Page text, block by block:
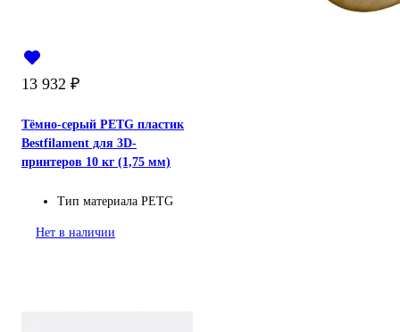
13 932 ₽
Тёмно-серый PETG пластик
Bestfilament для 3D-
принтеров 10 кг (1,75 мм)
Тип материала PETG
Нет в наличии